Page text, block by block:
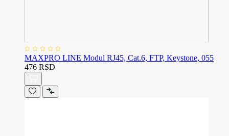
MAXPRO LINE Modul RJ45, Cat.6, FTP, Keystone, 055
476 RSD